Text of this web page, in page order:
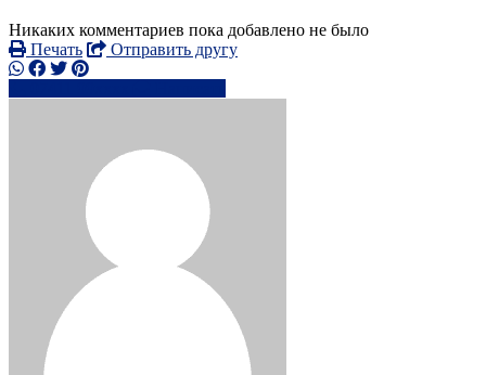
Никаких комментариев пока добавлено не было
Печать
Отправить другу